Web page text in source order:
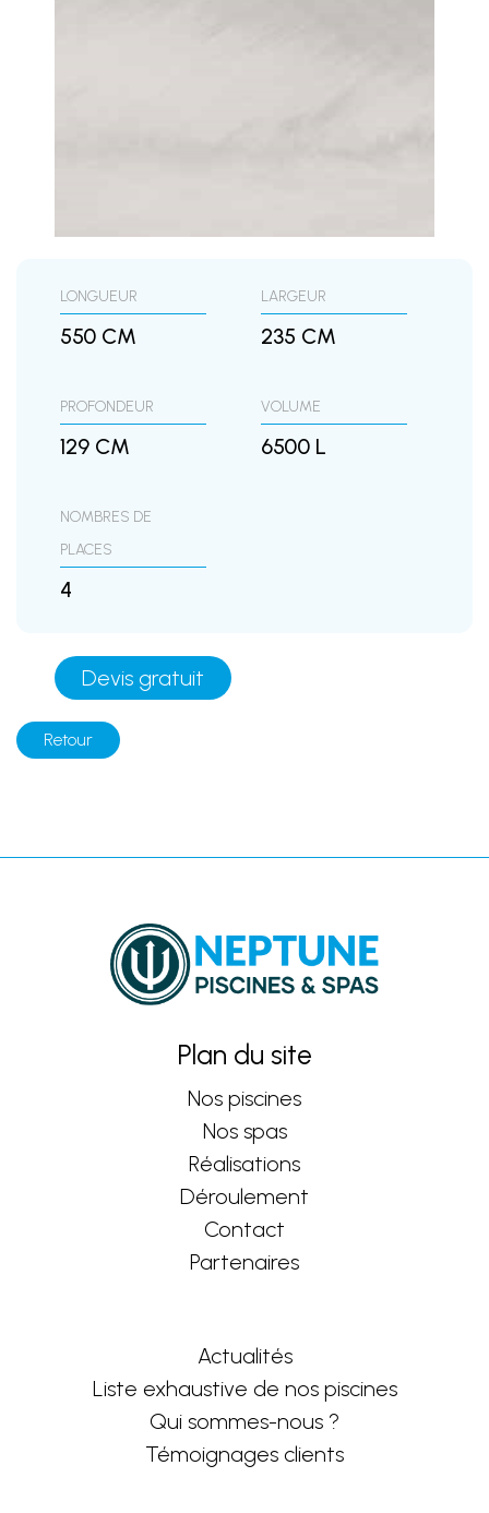
LONGUEUR
550 CM
LARGEUR
235 CM
PROFONDEUR
129 CM
VOLUME
6500 L
NOMBRES DE
PLACES
4
Devis gratuit
Retour
Plan du site
Nos piscines
Nos spas
Réalisations
Déroulement
Contact
Partenaires
Actualités
Liste exhaustive de nos piscines
Qui sommes-nous ?
Témoignages clients